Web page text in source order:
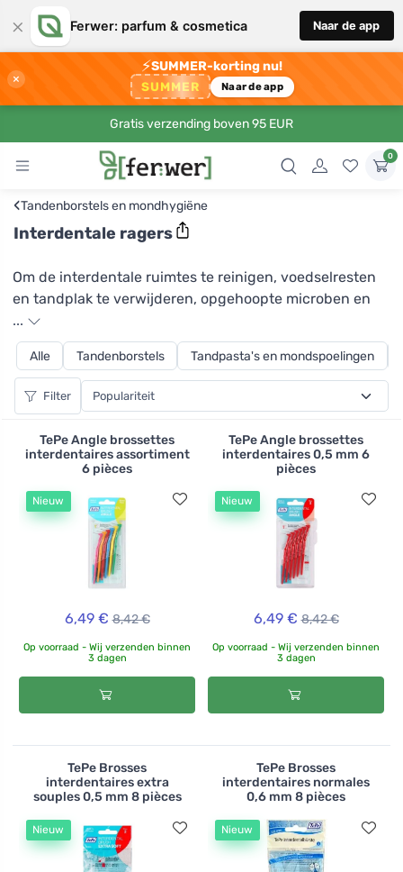
× Ferwer: parfum & cosmetica Naar de app
×
⚡SUMMER-korting nu!
SUMMER Naar de app
Gratis verzending boven 95 EUR
0
‹Tandenborstels en mondhygiëne
Interdentale ragers
Om de interdentale ruimtes te reinigen, voedselresten
en tandplak te verwijderen, opgehoopte microben en
bacteriën te verwijderen, zijn interdentale ragers de
perfecte oplossing. Het merk Hydrophil brengt ze naar
Ferwer in verschillende maten gemaakt van
hernieuwbare bamboe. U kunt uw gebruikte
tandenborstels afbreken - het bamboe handvat vergaat
waaraan ze blijven hangen gaan bij het gemengde
...
Alle Tandenborstels Tandpasta's en mondspoelingen
Filter
TePe Angle brossettes
interdentaires assortiment
6 pièces
Nieuw
6,49 € 8,42 €
Op voorraad - Wij verzenden binnen
3 dagen
TePe Angle brossettes
interdentaires 0,5 mm 6
pièces
Nieuw
6,49 € 8,42 €
Op voorraad - Wij verzenden binnen
3 dagen
TePe Brosses
interdentaires extra
souples 0,5 mm 8 pièces
Nieuw
TePe Brosses
interdentaires normales
0,6 mm 8 pièces
Nieuw